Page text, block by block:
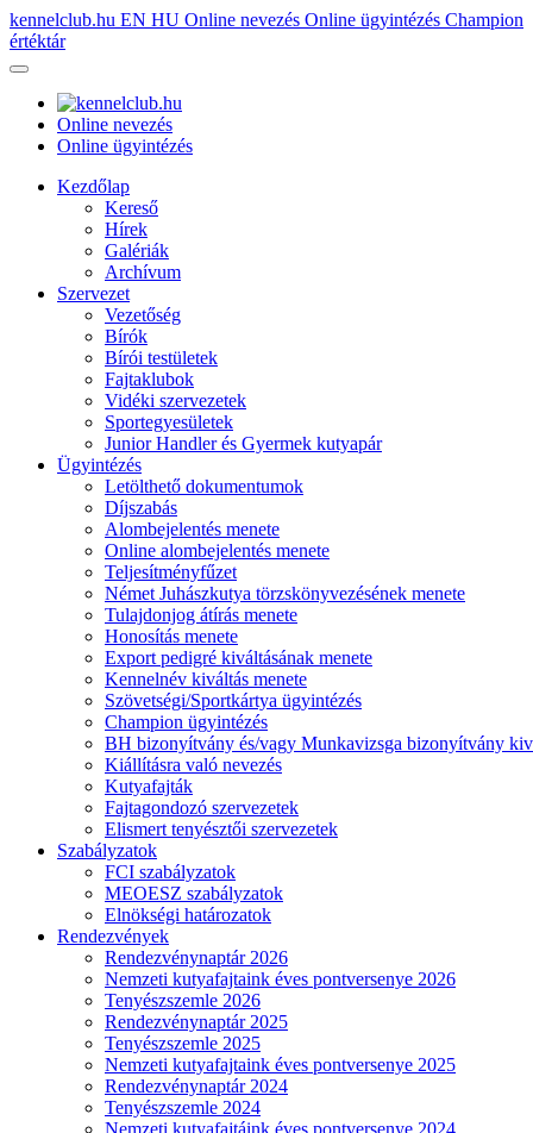
kennelclub.hu EN HU Online nevezés Online ügyintézés Champion
értéktár
Online nevezés
Online ügyintézés
Kezdőlap
Kereső
Hírek
Galériák
Archívum
Szervezet
Vezetőség
Bírók
Bírói testületek
Fajtaklubok
Vidéki szervezetek
Sportegyesületek
Junior Handler és Gyermek kutyapár
Ügyintézés
Letölthető dokumentumok
Díjszabás
Alombejelentés menete
Online alombejelentés menete
Teljesítményfűzet
Német Juhászkutya törzskönyvezésének menete
Tulajdonjog átírás menete
Honosítás menete
Export pedigré kiváltásának menete
Kennelnév kiváltás menete
Szövetségi/Sportkártya ügyintézés
Champion ügyintézés
BH bizonyítvány és/vagy Munkavizsga bizonyítvány
Kiállításra való nevezés
Kutyafajták
Fajtagondozó szervezetek
Elismert tenyésztői szervezetek
Szabályzatok
FCI szabályzatok
MEOESZ szabályzatok
Elnökségi határozatok
Rendezvények
Rendezvénynaptár 2026
Nemzeti kutyafajtaink éves pontversenye 2026
Tenyészszemle 2026
Rendezvénynaptár 2025
Tenyészszemle 2025
Nemzeti kutyafajtaink éves pontversenye 2025
Rendezvénynaptár 2024
Tenyészszemle 2024
Nemzeti kutyafajtáink éves pontversenye 2024